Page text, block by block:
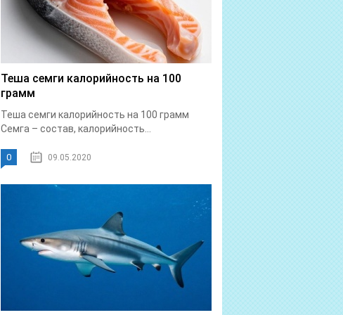
Теша семги калорийность на 100
грамм
Теша семги калорийность на 100 грамм
Семга – состав, калорийность...
0 09.05.2020